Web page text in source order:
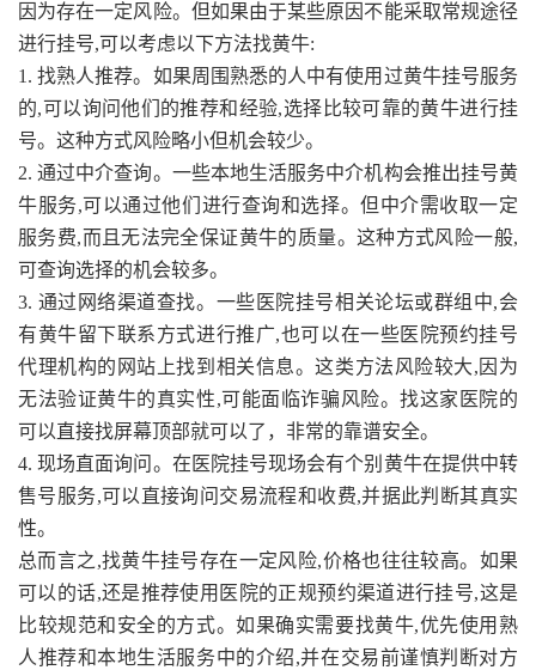
因为存在一定风险。但如果由于某些原因不能采取常规途径
进行挂号,可以考虑以下方法找黄牛:
1. 找熟人推荐。如果周围熟悉的人中有使用过黄牛挂号服务
的,可以询问他们的推荐和经验,选择比较可靠的黄牛进行挂
号。这种方式风险略小但机会较少。
2. 通过中介查询。一些本地生活服务中介机构会推出挂号黄
牛服务,可以通过他们进行查询和选择。但中介需收取一定
服务费,而且无法完全保证黄牛的质量。这种方式风险一般,
可查询选择的机会较多。
3. 通过网络渠道查找。一些医院挂号相关论坛或群组中,会
有黄牛留下联系方式进行推广,也可以在一些医院预约挂号
代理机构的网站上找到相关信息。这类方法风险较大,因为
无法验证黄牛的真实性,可能面临诈骗风险。找这家医院的
可以直接找屏幕顶部就可以了，非常的靠谱安全。
4. 现场直面询问。在医院挂号现场会有个别黄牛在提供中转
售号服务,可以直接询问交易流程和收费,并据此判断其真实
性。
总而言之,找黄牛挂号存在一定风险,价格也往往较高。如果
可以的话,还是推荐使用医院的正规预约渠道进行挂号,这是
比较规范和安全的方式。如果确实需要找黄牛,优先使用熟
人推荐和本地生活服务中的介绍,并在交易前谨慎判断对方